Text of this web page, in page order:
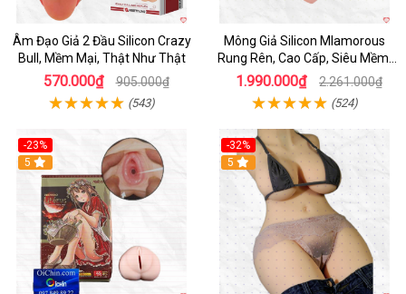
Âm Đạo Giả 2 Đầu Silicon Crazy
Bull, Mềm Mại, Thật Như Thật
570.000₫ 905.000₫
(543)
Mông Giả Silicon Mlamorous
Rung Rên, Cao Cấp, Siêu Mềm,
Hót
1.990.000₫ 2.261.000₫
(524)
-23%
Hot
5
-32%
5